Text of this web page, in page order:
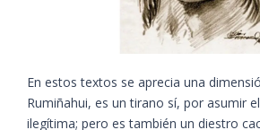
En estos textos se aprecia una
Rumiñahui, es un tirano sí, por asumir
ilegítima; pero es también un diestro